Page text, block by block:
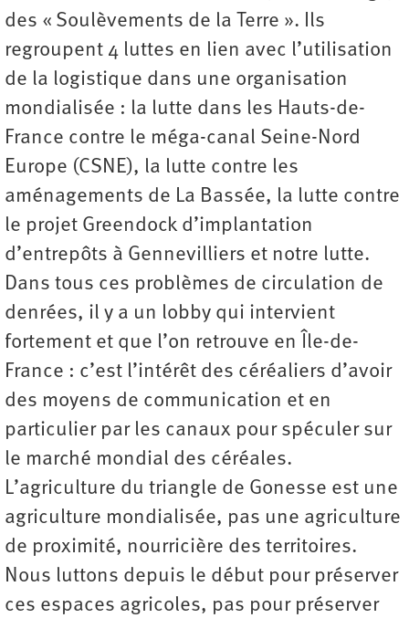
des « Soulèvements de la Terre ». Ils
regroupent 4 luttes en lien avec l’utilisation
de la logistique dans une organisation
mondialisée : la lutte dans les Hauts-de-
France contre le méga-canal Seine-Nord
Europe (CSNE), la lutte contre les
aménagements de La Bassée, la lutte contre
le projet Greendock d’implantation
d’entrepôts à Gennevilliers et notre lutte.
Dans tous ces problèmes de circulation de
denrées, il y a un lobby qui intervient
fortement et que l’on retrouve en Île-de-
France : c’est l’intérêt des céréaliers d’avoir
des moyens de communication et en
particulier par les canaux pour spéculer sur
le marché mondial des céréales.
L’agriculture du triangle de Gonesse est une
agriculture mondialisée, pas une agriculture
de proximité, nourricière des territoires.
Nous luttons depuis le début pour préserver
ces espaces agricoles, pas pour préserver